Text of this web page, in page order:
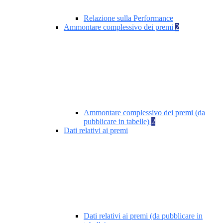
Relazione sulla Performance
Ammontare complessivo dei premi 2
Ammontare complessivo dei premi (da
pubblicare in tabelle) 2
Dati relativi ai premi
Dati relativi ai premi (da pubblicare in